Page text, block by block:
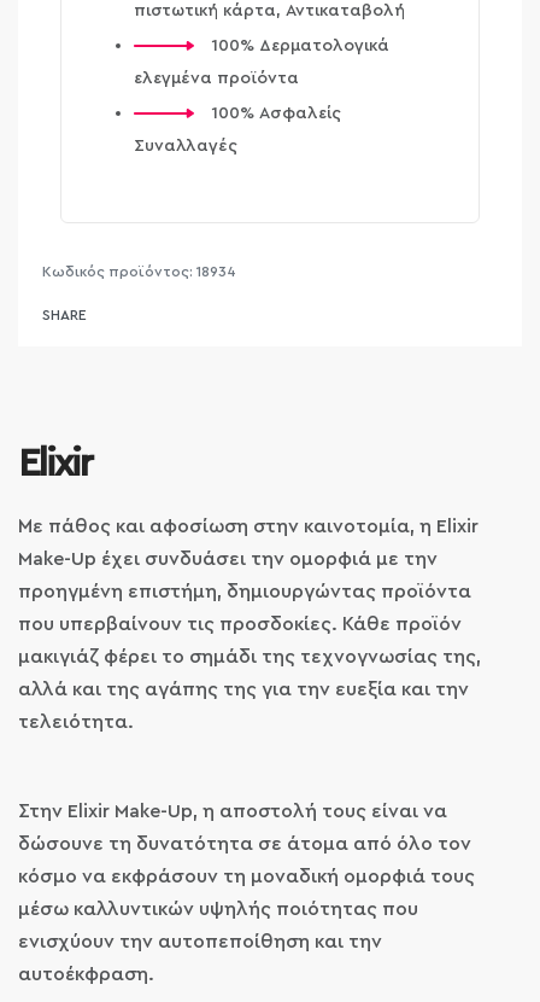
πιστωτική κάρτα, Αντικαταβολή
100% Δερματολογικά
ελεγμένα προϊόντα
100% Ασφαλείς
Συναλλαγές
18934
SHARE
Elixir
Με πάθος και αφοσίωση στην καινοτομία, η Elixir
Make-Up έχει συνδυάσει την ομορφιά με την
προηγμένη επιστήμη, δημιουργώντας προϊόντα
που υπερβαίνουν τις προσδοκίες. Κάθε προϊόν
μακιγιάζ φέρει το σημάδι της τεχνογνωσίας της,
αλλά και της αγάπης της για την ευεξία και την
τελειότητα.
Στην Elixir Make-Up, η αποστολή τους είναι να
δώσουνε τη δυνατότητα σε άτομα από όλο τον
κόσμο να εκφράσουν τη μοναδική ομορφιά τους
μέσω καλλυντικών υψηλής ποιότητας που
ενισχύουν την αυτοπεποίθηση και την
αυτοέκφραση.